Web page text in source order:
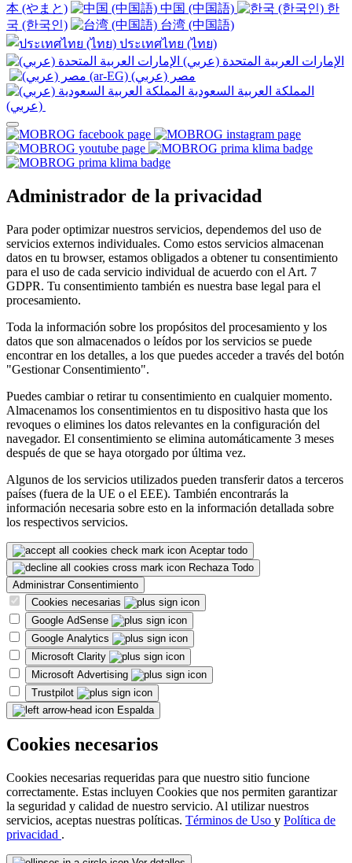
本 (やまと)
中国 (中国語)
한
국 (한국인)
台湾 (中国語)
ประเทศไทย (ไทย)
Administrador de la privacidad
Para poder optimizar nuestros servicios, dependemos del uso de
servicios externos individuales. Como estos servicios almacenan
datos en tu browser, estamos obligados a obtener tu consentimiento
para el uso de cada servicio individual de acuerdo con el Art. 7
GDPR. Tu consentimiento también es nuestra base legal para el
procesamiento.
Toda la información sobre los propósitos del procesamiento y los
datos que son almacenados o leídos por los servicios se puede
encontrar en los detalles, a los que puedes acceder a través del botón
"Gestionar Consentimiento".
Puedes cambiar o retirar tu consentimiento en cualquier momento.
Almacenamos los consentimientos en tu dispositivo hasta que los
revoques o elimines los datos relevantes en la configuración del
navegador. El consentimiento se elimina automáticamente 3 meses
después de que se haya otorgado por última vez.
Algunos de los servicios utilizados pueden transferir datos a terceros
países (fuera de la UE o el EEE). También encontrarás la
información necesaria sobre esto en la información detallada sobre
los respectivos servicios.
Aceptar todo
Rechaza Todo
Administrar Consentimiento
Cookies necesarias
Google AdSense
Google Analytics
Microsoft Clarity
Microsoft Advertising
Trustpilot
Espalda
Cookies necesarios
Cookies necesarias requeridas para que nuestro sitio funcione
correctamente. Estas incluyen Cookies que nos permiten garantizar
la seguridad y calidad de nuestro servicio. Al utilizar nuestros
servicios, aceptas nuestras políticas. Términos de Uso y Política de
privacidad .